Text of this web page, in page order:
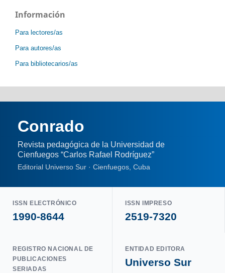
Información
Para lectores/as
Para autores/as
Para bibliotecarios/as
Conrado
Revista pedagógica de la Universidad de
Cienfuegos “Carlos Rafael Rodríguez”
Editorial Universo Sur · Cienfuegos, Cuba
ISSN ELECTRÓNICO
1990-8644
ISSN IMPRESO
2519-7320
REGISTRO NACIONAL DE
PUBLICACIONES
SERIADAS
ENTIDAD EDITORA
Universo Sur